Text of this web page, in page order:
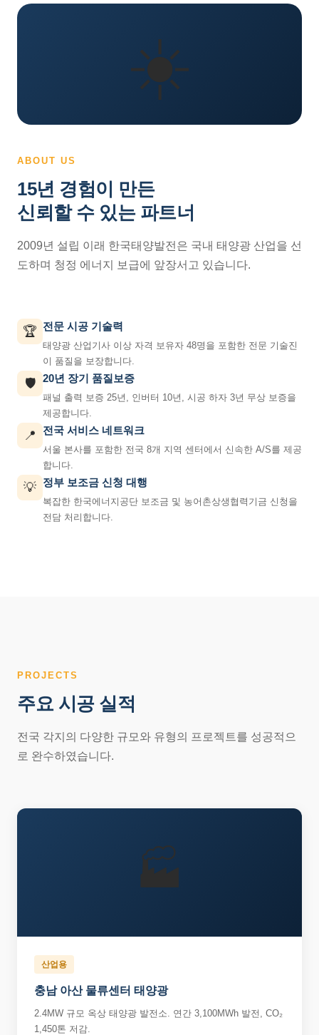
☀️
ABOUT US
15년 경험이 만든
신뢰할 수 있는 파트너
2009년 설립 이래 한국태양발전은 국내 태양광 산업을 선
도하며 청정 에너지 보급에 앞장서고 있습니다.
🏆 전문 시공 기술력
태양광 산업기사 이상 자격 보유자 48명을 포함한 전문 기술진
이 품질을 보장합니다.
🛡️ 20년 장기 품질보증
패널 출력 보증 25년, 인버터 10년, 시공 하자 3년 무상 보증을
제공합니다.
📍 전국 서비스 네트워크
서울 본사를 포함한 전국 8개 지역 센터에서 신속한 A/S를 제공
합니다.
💡 정부 보조금 신청 대행
복잡한 한국에너지공단 보조금 및 농어촌상생협력기금 신청을
전담 처리합니다.
PROJECTS
주요 시공 실적
전국 각지의 다양한 규모와 유형의 프로젝트를 성공적으
로 완수하였습니다.
🏭
산업용
충남 아산 물류센터 태양광
2.4MW 규모 옥상 태양광 발전소. 연간 3,100MWh 발전, CO₂
1,450톤 저감.